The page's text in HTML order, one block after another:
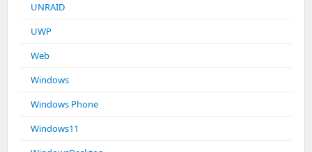
UNRAID
UWP
Web
Windows
Windows Phone
Windows11